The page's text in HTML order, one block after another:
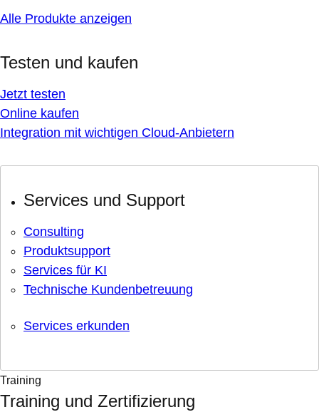
Alle Produkte anzeigen
Testen und kaufen
Jetzt testen
Online kaufen
Integration mit wichtigen Cloud-Anbietern
Services und Support
Consulting
Produktsupport
Services für KI
Technische Kundenbetreuung
Services erkunden
Training
Training und Zertifizierung